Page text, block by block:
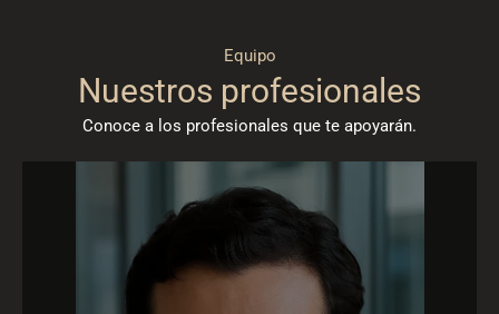
Equipo
Nuestros profesionales
Conoce a los profesionales que te apoyarán.